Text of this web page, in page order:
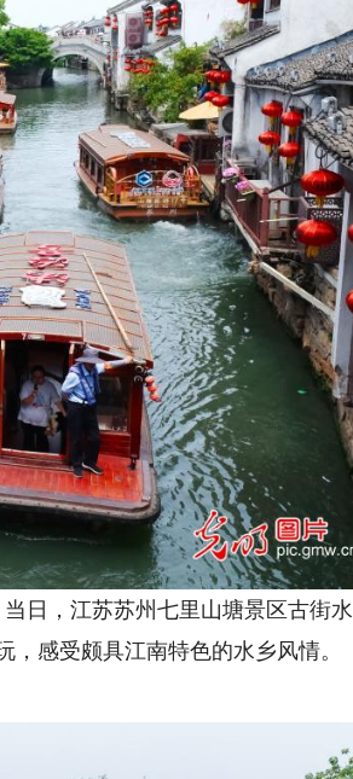
日，江苏苏州七里山塘景区古街水
感受颇具江南特色的水乡风情。